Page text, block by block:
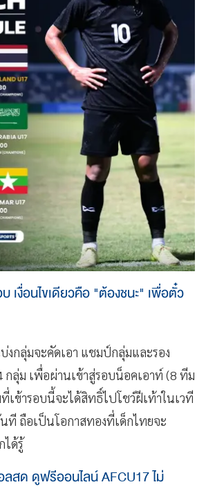
เงื่อนไขเดียวคือ "ต้องชนะ" เพื่อตั๋ว
งกลุ่มจะคัดเอา แชมป์กลุ่มและรอง
กลุ่ม เพื่อผ่านเข้าสู่รอบน็อคเอาท์ (8 ทีม
เข้ารอบนี้จะได้สิทธิ์ไปโชว์ฝีเท้าในเวที
ที ถือเป็นโอกาสทองที่เด็กไทยจะ
ได้รู้
ลสด ดูฟรีออนไลน์ AFCU17 ไม่